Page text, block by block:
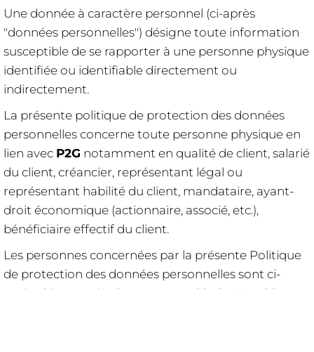
Une donnée à caractère personnel (ci-après
"données personnelles") désigne toute information
susceptible de se rapporter à une personne physique
identifiée ou identifiable directement ou
indirectement.
La présente politique de protection des données
personnelles concerne toute personne physique en
lien avec P2G notamment en qualité de client, salarié
du client, créancier, représentant légal ou
représentant habilité du client, mandataire, ayant-
droit économique (actionnaire, associé, etc.),
bénéficiaire effectif du client.
Les personnes concernées par la présente Politique
de protection des données personnelles sont ci-
après dénommées les "Personne(s) Physique(s)".